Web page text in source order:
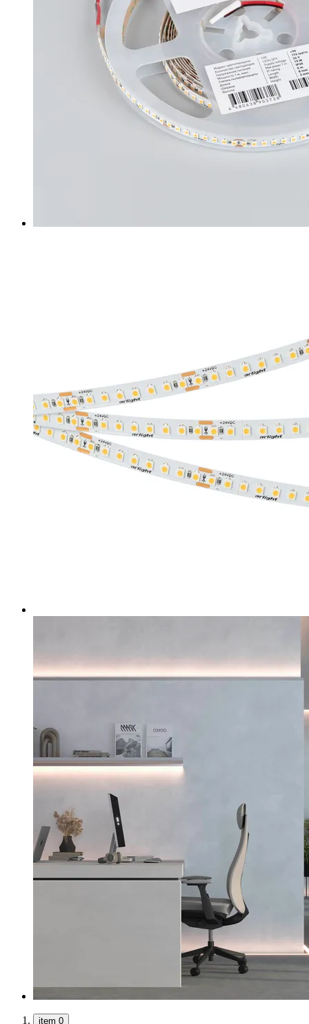
item 0